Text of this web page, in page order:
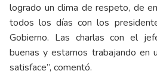
logrado un clima de respeto, de
todos los días con los
Gobierno. Las charlas con el
buenas y estamos trabajando en
satisface”, comentó.